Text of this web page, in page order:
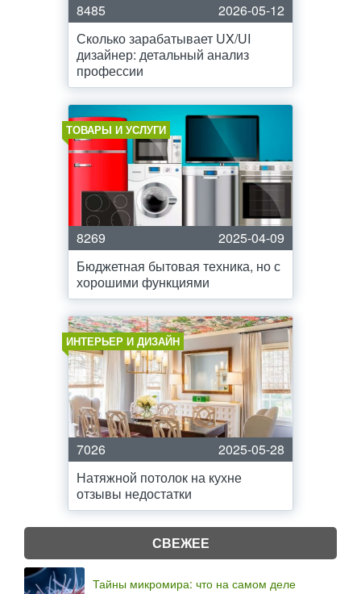
8485
2026-05-12
Сколько зарабатывает UX/UI
дизайнер: детальный анализ
профессии
ТОВАРЫ И УСЛУГИ
8269
2025-04-09
Бюджетная бытовая техника, но с
хорошими функциями
ИНТЕРЬЕР И ДИЗАЙН
7026
2025-05-28
Натяжной потолок на кухне
отзывы недостатки
СВЕЖЕЕ
Тайны микромира: что на самом деле